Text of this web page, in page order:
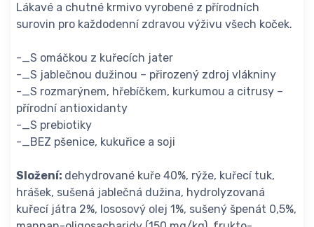
Lákavé a chutné krmivo vyrobené z přírodních
surovin pro každodenní zdravou výživu všech koček.
-_S omáčkou z kuřecích jater
-_S jablečnou dužinou – přirozený zdroj vlákniny
-_S rozmarýnem, hřebíčkem, kurkumou a citrusy –
přírodní antioxidanty
-_S prebiotiky
-_BEZ pšenice, kukuřice a soji
Složení: dehydrované kuře 40%, rýže, kuřecí tuk,
hrášek, sušená jablečná dužina, hydrolyzovaná
kuřecí játra 2%, lososový olej 1%, sušený špenát 0,5%,